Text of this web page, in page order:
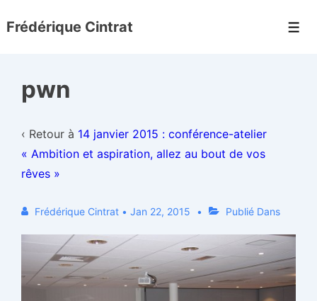
passer
principal
Frédérique Cintrat
pwn
‹ Retour à 14 janvier 2015 : conférence-atelier
« Ambition et aspiration, allez au bout de vos
rêves »
Frédérique Cintrat • Jan 22, 2015 Publié Dans